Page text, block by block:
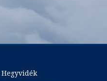
Hegyvidék